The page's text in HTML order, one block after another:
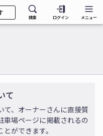
検索 ログイン メニュー
て
て、オーナーさんに直接質
車場ページに掲載されるの
ができます。